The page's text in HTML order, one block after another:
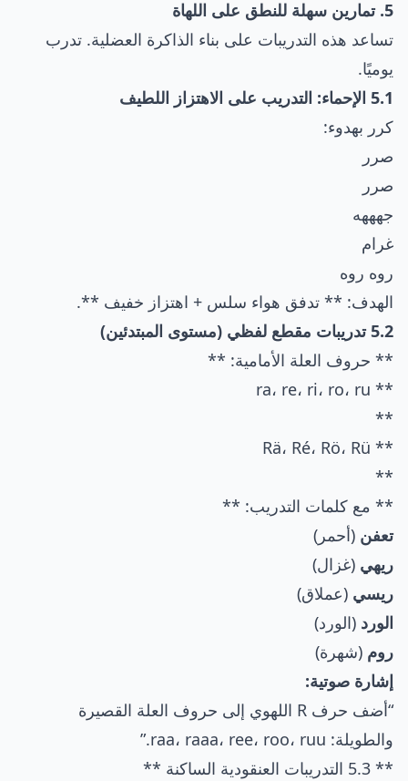
5. تمارين سهلة للنطق على اللهاة
تساعد هذه التدريبات على بناء الذاكرة العضلية. تدرب
يوميًا.
5.1 الإحماء: التدريب على الاهتزاز اللطيف
كرر بهدوء:
صرر
صرر
جهههه
غرام
روه روه
الهدف: ** تدفق هواء سلس + اهتزاز خفيف **.
5.2 تدريبات مقطع لفظي (مستوى المبتدئين)
** حروف العلة الأمامية: **
** ra، re، ri، ro، ru
**
** Rä، Ré، Rö، Rü
**
** مع كلمات التدريب: **
تعفن (أحمر)
ريهي (غزال)
ريسي (عملاق)
الورد (الورد)
روم (شهرة)
إشارة صوتية:
“أضف حرف R اللهوي إلى حروف العلة القصيرة
والطويلة: raa، raaa، ree، roo، ruu.”
** 5.3 التدريبات العنقودية الساكنة **